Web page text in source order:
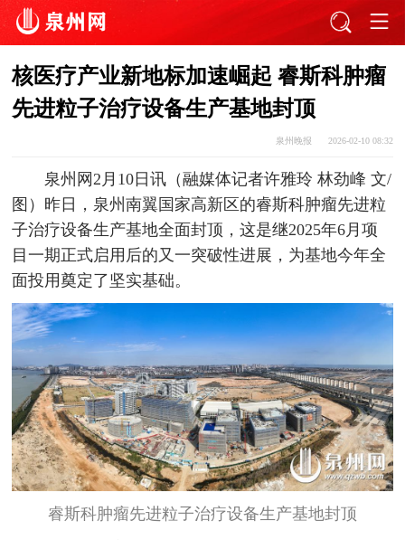
核医疗产业新地标加速崛起 睿斯科肿瘤
先进粒子治疗设备生产基地封顶
泉州晚报 2026-02-10 08:32
泉州网2月10日讯（融媒体记者许雅玲 林劲峰 文/
图）昨日，泉州南翼国家高新区的睿斯科肿瘤先进粒
子治疗设备生产基地全面封顶，这是继2025年6月项
目一期正式启用后的又一突破性进展，为基地今年全
面投用奠定了坚实基础。
睿斯科肿瘤先进粒子治疗设备生产基地封顶